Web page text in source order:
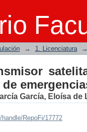
→ 1. Licenciatura
García, Eloísa de
RepoFi/17772